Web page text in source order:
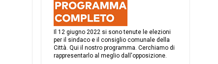
Il 12 giugno 2022 si sono tenute le elezioni
per il sindaco e il consiglio comunale della
Città. Qui il nostro programma. Cerchiamo di
rappresentarlo al meglio dall'opposizione.